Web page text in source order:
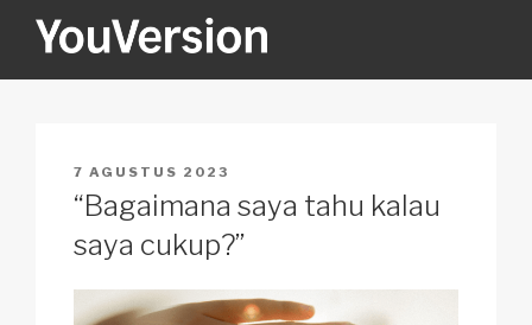
YOUVERSION
POSTED
ON
7 AGUSTUS 2023
“Bagaimana saya tahu kalau
saya cukup?”